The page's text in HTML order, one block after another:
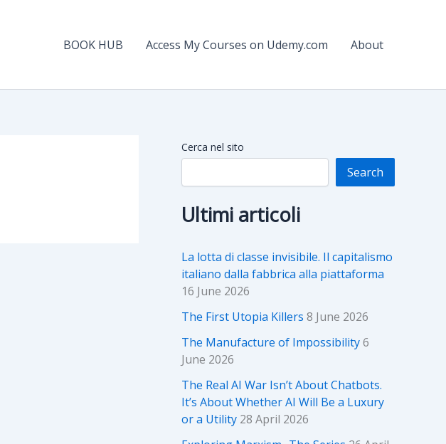
BOOK HUB Access My Courses on Udemy.com About
Cerca nel sito
Search
Ultimi articoli
La lotta di classe invisibile. Il capitalismo
italiano dalla fabbrica alla piattaforma
16 June 2026
The First Utopia Killers 8 June 2026
The Manufacture of Impossibility6
June 2026
The Real AI War Isn’t About Chatbots.
It’s About Whether AI Will Be a Luxury
or a Utility 28 April 2026